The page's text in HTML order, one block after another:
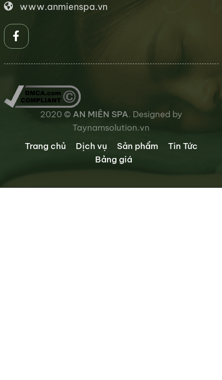
www.anmienspa.vn
2020 © AN MIÊN SPA. Designed by
Taynamsolution.vn
Trang chủ
Dịch vụ Sản phẩm
Tin Tức
Bảng giá